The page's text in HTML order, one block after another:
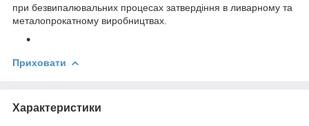
при безвипалювальних процесах затвердіння в ливарному та
металопрокатному виробництвах.
Приховати
Характеристики